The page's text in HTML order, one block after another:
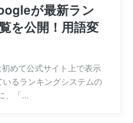
が最新ラン
を公開！用語変
めて公式サイト上で表示
るランキングシステムの
、「...